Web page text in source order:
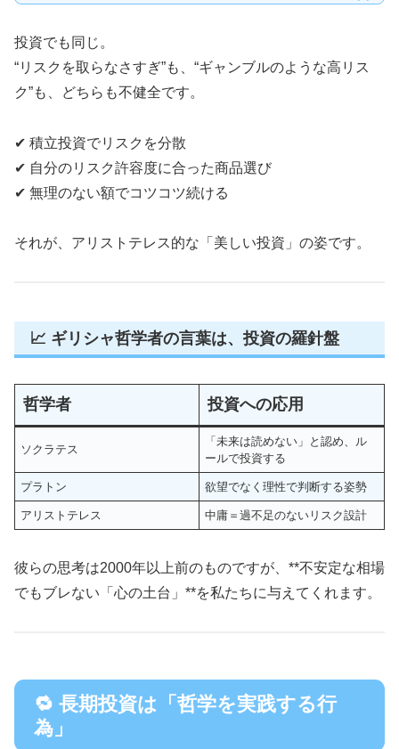
投資でも同じ。
“リスクを取らなさすぎ”も、“ギャンブルのような高リス
ク”も、どちらも不健全です。
✔︎ 積立投資でリスクを分散
✔︎ 自分のリスク許容度に合った商品選び
✔︎ 無理のない額でコツコツ続ける
それが、アリストテレス的な「美しい投資」の姿です。
📈 ギリシャ哲学者の言葉は、投資の羅針盤
哲学者 投資への応用
ソクラテス
「未来は読めない」と認め、ル
ールで投資する
プラトン 欲望でなく理性で判断する姿勢
アリストテレス 中庸＝過不足のないリスク設計
彼らの思考は2000年以上前のものですが、**不安定な相場
でもブレない「心の土台」**を私たちに与えてくれます。
🔁 長期投資は「哲学を実践する行
為」